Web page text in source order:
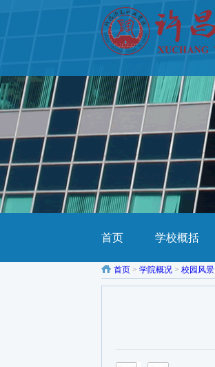
首页 学校概括
首页 > 学院概况 > 校园风景